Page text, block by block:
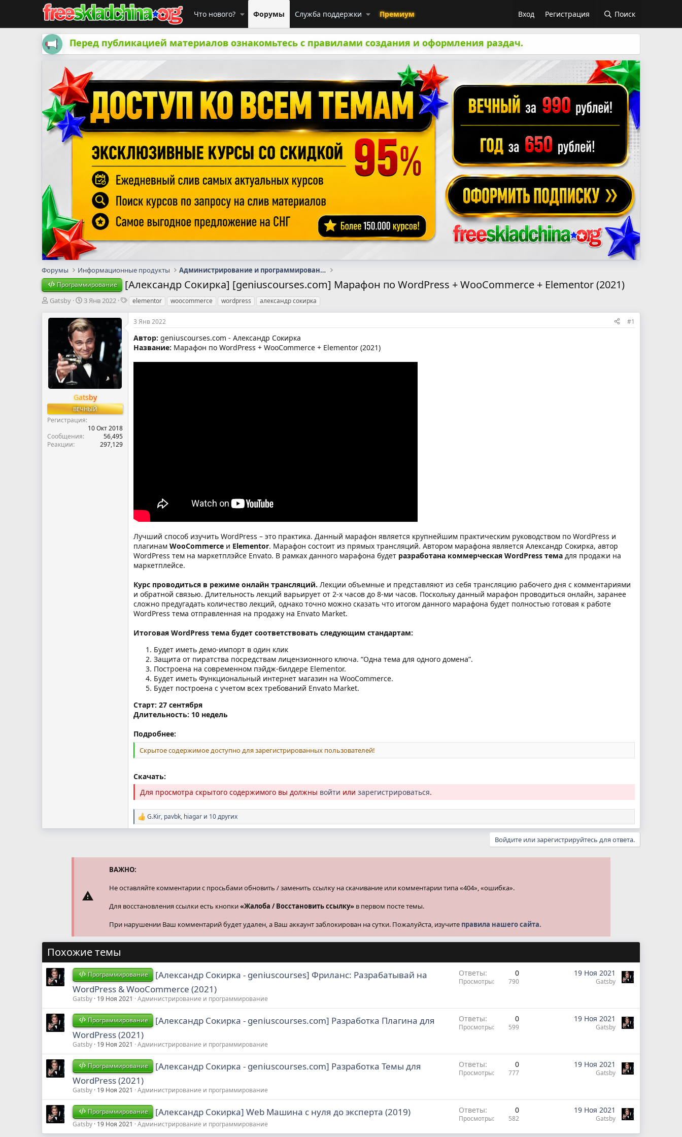
Что нового? Форумы Служба поддержки Премиум Вход Регистрация Поиск
Перед публикацией материалов ознакомьтесь с правилами создания и оформления раздач.
Форумы Информационные продукты Администрирование и программирование
Программирование [Александр Сокирка] [geniuscourses.com] Марафон по WordPress + WooCommerce + Elementor (2021)
А
т
м
Gatsby
Д
т
а
н
а
ч
а
л
3 Янв 2022
Тelementor woocommerce wordpress александр сокирка
Gatsby
ВЕЧНЫЙ
Регистрация
10 Окт 2018
Сообщения
56,495
Реакции
297,129
3 Янв 2022 #1
Автор: geniuscourses.com - Александр Сокирка
Название: Марафон по WordPress + WooCommerce + Elementor (2021)
Лучший способ изучить WordPress – это практика. Данный марафон является крупнейшим практическим руководством по WordPress и
плагинам WooCommerce и Elementor. Марафон состоит из прямых трансляций. Автором марафона является Александр Сокирка, автор
WordPress тем на маркетплэйсе Envato. В рамках данного марафона будет разработана коммерческая WordPress тема для продажи на
маркетплейсе.
Курс проводиться в режиме онлайн трансляций. Лекции объемные и представляют из себя трансляцию рабочего дня с комментариями
и обратной связью. Длительность лекций варьирует от 2-х часов до 8-ми часов. Поскольку данный марафон проводиться онлайн, заранее
сложно предугадать количество лекций, однако точно можно сказать что итогом данного марафона будет полностью готовая к работе
WordPress тема отправленная на продажу на Envato Market.
Итоговая WordPress тема будет соответствовать следующим стандартам:
Будет иметь демо-импорт в один клик
Защита от пиратства посредствам лицензионного ключа. “Одна тема для одного домена”.
Построена на современном пэйдж-билдере Elementor.
Будет иметь Функциональный интернет магазин на WooCommerce.
Будет построена с учетом всех требований Envato Market.
Старт: 27 сентября
Длительность: 10 недель
Подробнее:
Скрытое содержимое доступно для зарегистрированных пользователей!
Скачать:
Для просмотра скрытого содержимого вы должны войти или зарегистрироваться.
Р
е
и
G.Kir, pavbk, hiagar и 10 других
Войдите или зарегистрируйтесь для ответа.
ВАЖНО:
Не оставляйте комментарии с просьбами обновить / заменить ссылку на скачивание или комментарии типа «404», «ошибка».
Для восстановления ссылки есть кнопки«Жалоба / Восстановить ссылку» в первом посте темы.
При нарушении Ваш комментарий будет удален, а Ваш аккаунт заблокирован на сутки. Пожалуйста, изучите правила нашего сайта.
Похожие темы
Программирование
[Александр Сокирка - geniuscourses] Фриланс: Разрабатывай на
WordPress & WooCommerce (2021)
Gatsby 19 Ноя 2021 Администрирование и программирование
Ответы 0
Просмотры 790
19 Ноя 2021
Gatsby
Программирование
[Александр Сокирка - geniuscourses.com] Разработка Плагина для
WordPress (2021)
Gatsby 19 Ноя 2021 Администрирование и программирование
Ответы 0
Просмотры 599
19 Ноя 2021
Gatsby
Программирование
[Александр Сокирка - geniuscourses.com] Разработка Темы для
WordPress (2021)
Gatsby 19 Ноя 2021 Администрирование и программирование
Ответы 0
Просмотры 777
19 Ноя 2021
Gatsby
Программирование [Александр Сокирка] Web Машина с нуля до эксперта (2019)
Gatsby 19 Ноя 2021 Администрирование и программирование
Ответы 0
Просмотры 582
19 Ноя 2021
Gatsby